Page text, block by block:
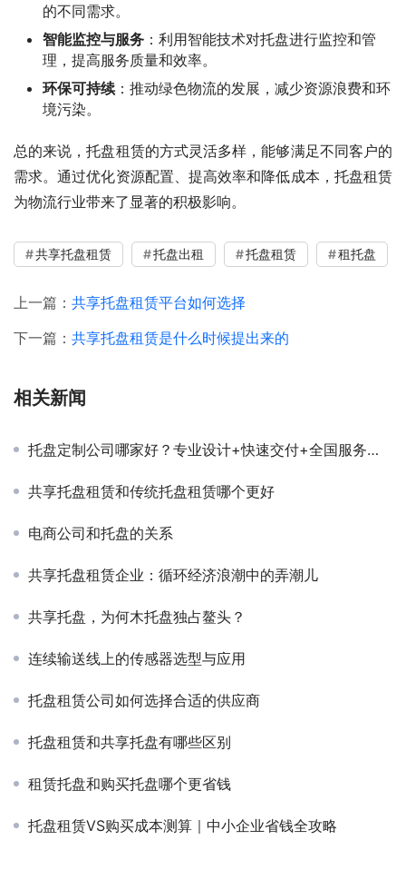
的不同需求。
智能监控与服务 ：利用智能技术对托盘进行监控和管
理，提高服务质量和效率。
环保可持续：推动绿色物流的发展，减少资源浪费和环
境污染。
总的来说，托盘租赁的方式灵活多样，能够满足不同客户的
需求。通过优化资源配置、提高效率和降低成本，托盘租赁
为物流行业带来了显著的积极影响。
共享托盘租赁 托盘出租 托盘租赁 租托盘
上一篇： 共享托盘租赁平台如何选择
下一篇： 共享托盘租赁是什么时候提出来的
相关新闻
托盘定制公司哪家好？专业设计+快速交付+全国服务，认准这三重保障！
共享托盘租赁和传统托盘租赁哪个更好
电商公司和托盘的关系
共享托盘租赁企业：循环经济浪潮中的弄潮儿
共享托盘，为何木托盘独占鳌头？
连续输送线上的传感器选型与应用
托盘租赁公司如何选择合适的供应商
托盘租赁和共享托盘有哪些区别
租赁托盘和购买托盘哪个更省钱
托盘租赁VS购买成本测算｜中小企业省钱全攻略